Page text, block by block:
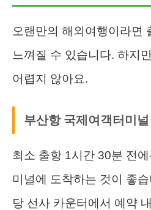
오랜만의 해외여행이라면
느껴질 수 있습니다. 하지
어렵지 않아요.
부산항 국제여객터미
최소 출항 1시간 30분 전
미널에 도착하는 것이 좋
당 선사 카운터에서 예약